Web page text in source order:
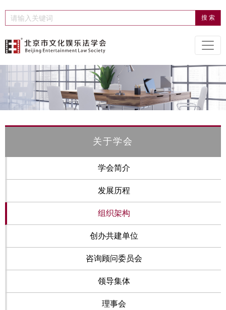
关于学会
学会简介
发展历程
组织架构
创办共建单位
咨询顾问委员会
领导集体
理事会